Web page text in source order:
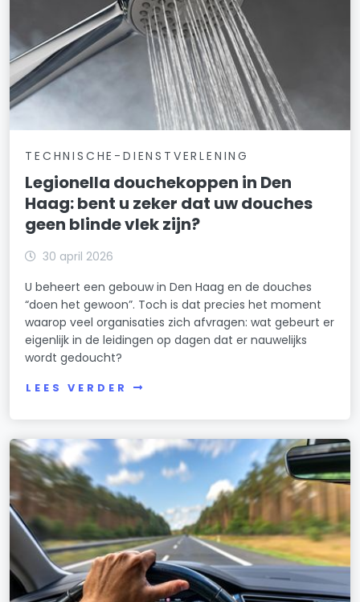
TECHNISCHE-DIENSTVERLENING
Legionella douchekoppen in Den
Haag: bent u zeker dat uw douches
geen blinde vlek zijn?
30 april 2026
U beheert een gebouw in Den Haag en de douches
“doen het gewoon”. Toch is dat precies het moment
waarop veel organisaties zich afvragen: wat gebeurt er
eigenlijk in de leidingen op dagen dat er nauwelijks
wordt gedoucht?
LEES VERDER